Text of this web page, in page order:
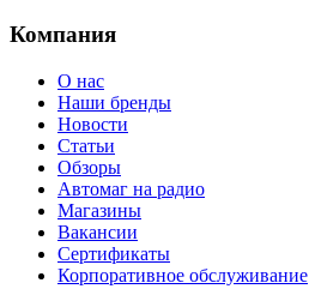
Компания
О нас
Наши бренды
Новости
Статьи
Обзоры
Автомаг на радио
Магазины
Вакансии
Сертификаты
Корпоративное обслуживание